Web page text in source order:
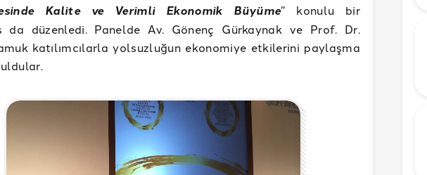
Kalite ve Verimli Ekonomik Büyüme” konulu bir
da düzenledi. Panelde Av. Gönenç Gürkaynak ve Prof. Dr.
katılımcılarla yolsuzluğun ekonomiye etkilerini paylaşma